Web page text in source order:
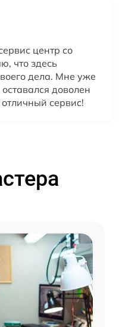
центр со
что здесь
дела. Мне уже
доволен
сервис!